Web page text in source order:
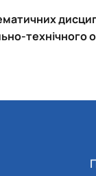
технічного